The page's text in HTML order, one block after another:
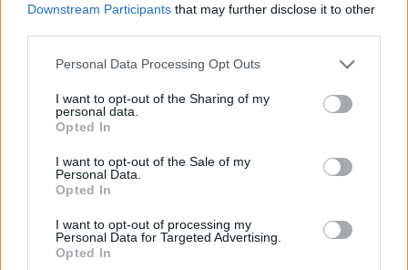
Downstream Participants that may further disclose it to other
Personal Data Processing Opt Outs
I want to opt-out of the Sharing of my
personal data.
Opted In
I want to opt-out of the Sale of my
Personal Data.
Opted In
I want to opt-out of processing my
Personal Data for Targeted Advertising.
Opted In
stagionale
SAM 0-3 LAZ
1-1 ROM
SPA 2-1